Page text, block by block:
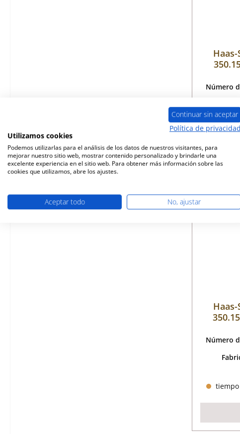
Número
Número
Continuar sin aceptar
Política de privacidad
Utilizamos cookies
Podemos utilizarlas para el análisis de los datos de nuestros visitantes, para
mejorar nuestro sitio web, mostrar contenido personalizado y brindarle una
excelente experiencia en el sitio web. Para obtener más información sobre las
cookies que utilizamos, abre los ajustes.
Aceptar todo No, ajustar